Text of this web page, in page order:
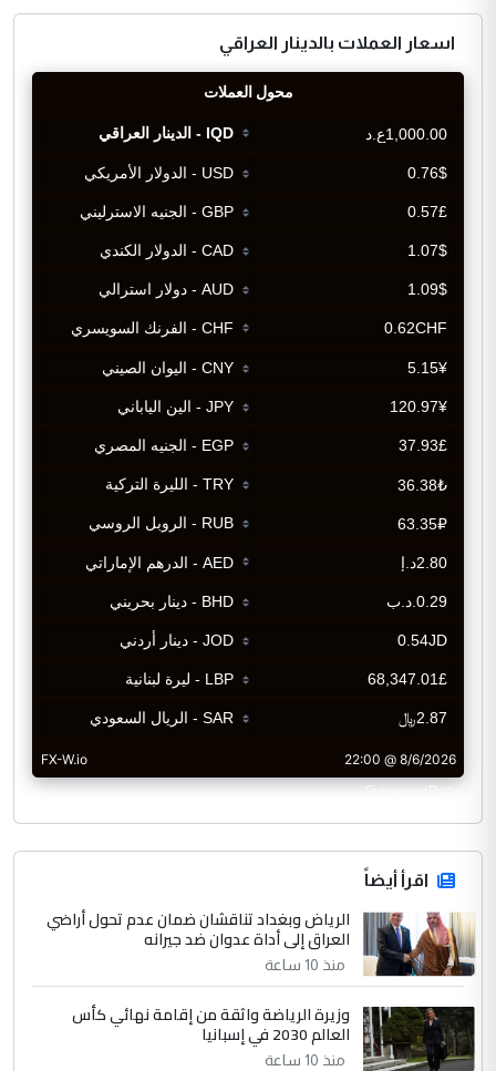
اسعار العملات بالدينار العراقي
CurrencyRate
اقرأ أيضاً
الرياض وبغداد تناقشان ضمان عدم تحول أراضي
العراق إلى أداة عدوان ضد جيرانه
منذ 10 ساعة
وزيرة الرياضة واثقة من إقامة نهائي كأس
العالم 2030 في إسبانيا
منذ 10 ساعة